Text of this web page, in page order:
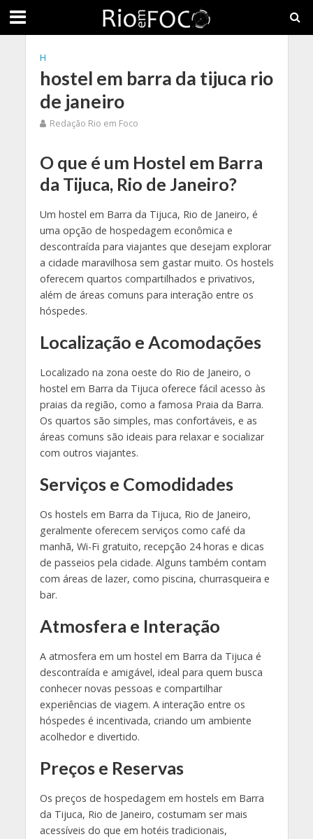
H
hostel em barra da tijuca rio
de janeiro
Redação Rio em Foco
O que é um Hostel em Barra
da Tijuca, Rio de Janeiro?
Um hostel em Barra da Tijuca, Rio de Janeiro, é
uma opção de hospedagem econômica e
descontraída para viajantes que desejam explorar
a cidade maravilhosa sem gastar muito. Os hostels
oferecem quartos compartilhados e privativos,
além de áreas comuns para interação entre os
hóspedes.
Localização e Acomodações
Localizado na zona oeste do Rio de Janeiro, o
hostel em Barra da Tijuca oferece fácil acesso às
praias da região, como a famosa Praia da Barra.
Os quartos são simples, mas confortáveis, e as
áreas comuns são ideais para relaxar e socializar
com outros viajantes.
Serviços e Comodidades
Os hostels em Barra da Tijuca, Rio de Janeiro,
geralmente oferecem serviços como café da
manhã, Wi-Fi gratuito, recepção 24 horas e dicas
de passeios pela cidade. Alguns também contam
com áreas de lazer, como piscina, churrasqueira e
bar.
Atmosfera e Interação
A atmosfera em um hostel em Barra da Tijuca é
descontraída e amigável, ideal para quem busca
conhecer novas pessoas e compartilhar
experiências de viagem. A interação entre os
hóspedes é incentivada, criando um ambiente
acolhedor e divertido.
Preços e Reservas
Os preços de hospedagem em hostels em Barra
da Tijuca, Rio de Janeiro, costumam ser mais
acessíveis do que em hotéis tradicionais,